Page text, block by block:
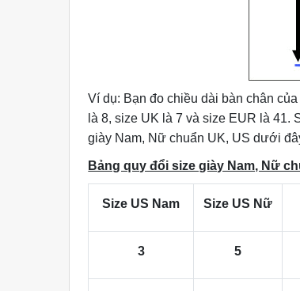
Ví dụ: Bạn đo chiều dài bàn chân
là 8, size UK là 7 và size EUR là 41.
giày Nam, Nữ chuẩn UK, US dưới
Bảng quy đổi size giày Nam, Nữ
Size US Nam Size US Nữ
3 5